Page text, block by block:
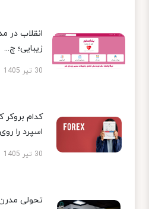
انقلاب در
زیبایی؛ چ...
30 تیر 1405
کدام
اسپرد را
30 تیر 1405
تحولی